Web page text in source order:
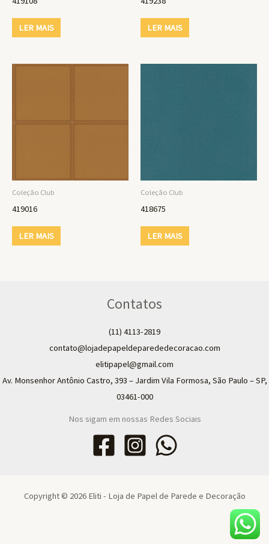
LER MAIS LER MAIS
Coleção Club
419016
LER MAIS
Coleção Club
418675
LER MAIS
Contatos
(11) 4113-2819
contato@lojadepapeldeparededecoracao.com
elitipapel@gmail.com​
Av. Monsenhor Antônio Castro, 393 – Jardim Vila Formosa, São Paulo – SP,
03461-000
Nos sigam em nossas Redes Sociais
Copyright © 2026 Eliti - Loja de Papel de Parede e Decoração